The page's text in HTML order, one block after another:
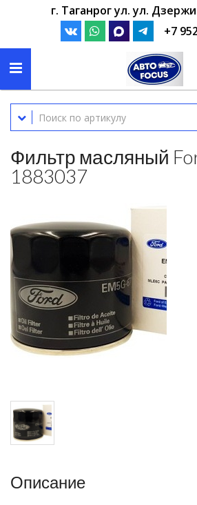
г. Таганрог ул. ул.
+7
Фильтр масляный
1883037
Описание